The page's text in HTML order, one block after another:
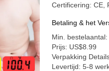
Certificering: CE,
Betaling & het
Min.
Prijs: US$8.99
Verpakking
Levertijd: 5-8